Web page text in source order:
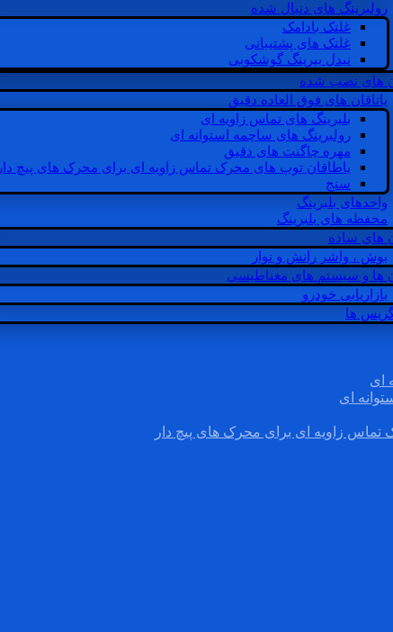
رولبرینگ های دنبال شده
غلتک بادامک
غلتک های پشتیبانی
نیدل بیرینگ گوشکوبی
های نصب شده
یاتاقان های فوق العاده دقیق
بلبرینگ های تماس زاویه ای
رولبرینگ های ساچمه استوانه ای
مهره چاگنت های دقیق
یاطاقان توپ های محرک تماس زاویه ای برای محرک های پیچ دار
سنج
واحدهای بلبرینگ
محفظه های بلبرینگ
های ساده
بوش ، واشر رانش و نوار
ها و سیستم های مغناطیسی
بازاریابی خودرو
گریس ها
ای
ای
زاویه ای برای محرک های پیچ دار